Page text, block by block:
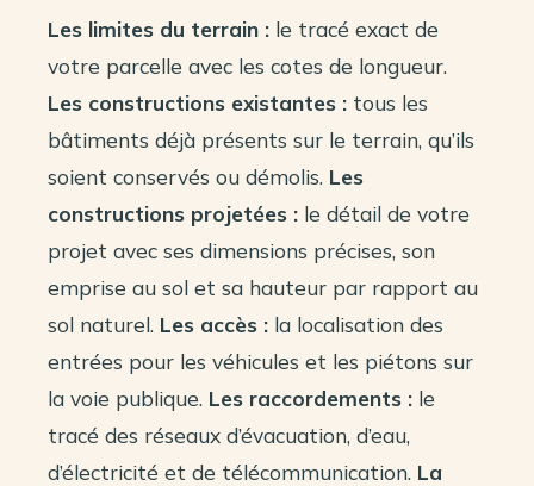
Les limites du terrain : le tracé exact de
votre parcelle avec les cotes de longueur.
Les constructions existantes : tous les
bâtiments déjà présents sur le terrain, qu’ils
soient conservés ou démolis. Les
constructions projetées : le détail de votre
projet avec ses dimensions précises, son
emprise au sol et sa hauteur par rapport au
sol naturel. Les accès : la localisation des
entrées pour les véhicules et les piétons sur
la voie publique. Les raccordements : le
tracé des réseaux d’évacuation, d’eau,
d’électricité et de télécommunication. La